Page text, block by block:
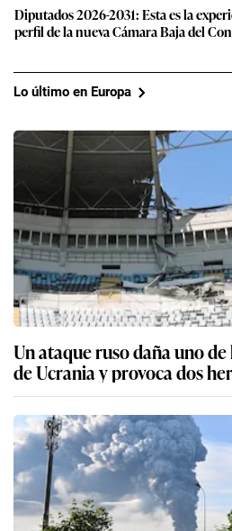
Diputados 2026-2031: Esta es la
perfil de la nueva Cámara Baja del
Lo último en Europa
Un ataque ruso daña uno
de Ucrania y provoca dos